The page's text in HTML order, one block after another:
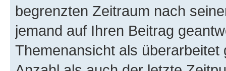
begrenzten Zeitraum nach
jemand auf Ihren Beitrag
Themenansicht als